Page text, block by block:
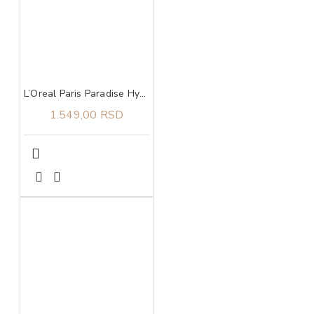
L’Oreal Paris Paradise Hyaluron Tint serum za usne u boji 601 Worth It
1.549,00 RSD